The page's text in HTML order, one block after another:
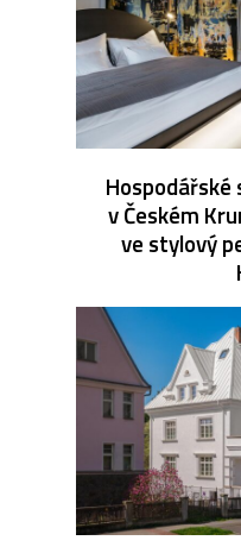
v Českém
ve stylový